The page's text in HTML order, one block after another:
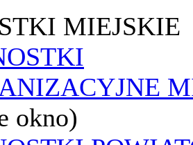
MIEJSKIE
okno)